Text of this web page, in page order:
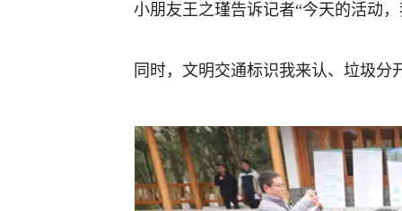
小朋友王之瑾告诉记者“今天的活动
同时，文明交通标识我来认、垃圾